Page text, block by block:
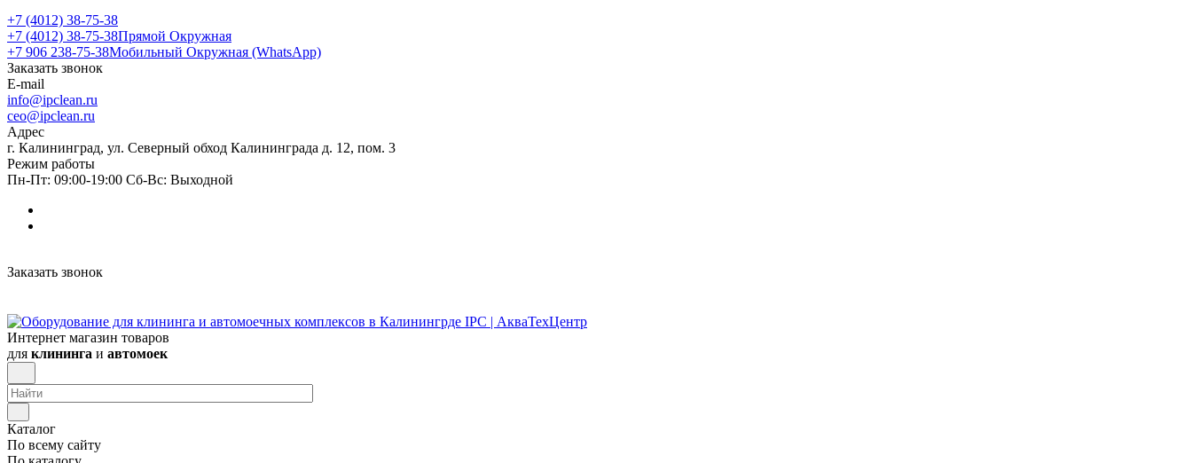
+7 (4012) 38-75-38
+7 (4012) 38-75-38Прямой Окружная
+7 906 238-75-38Мобильный Окружная (WhatsApp)
Заказать звонок
E-mail
info@ipclean.ru
ceo@ipclean.ru
Адрес
г. Калининград, ул. Северный обход Калининграда д. 12, пом. 3
Режим работы
Пн-Пт: 09:00-19:00 Сб-Вс: Выходной
Заказать звонок
Интернет магазин товаров
для клининга и автомоек
Каталог
По всему сайту